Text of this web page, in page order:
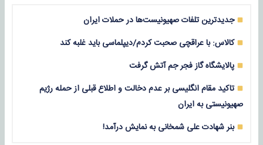
جدیدترین تلفات صهیونیست‌ها در حملات ایران
کالاس: با عراقچی صحبت کردم/دیپلماسی باید غلبه کند
پالایشگاه گاز فجر جم آتش گرفت
تاکید مقام انگلیسی بر عدم دخالت و اطلاع قبلی از حمله رژیم
صهیونیستی به ایران
بنر شهادت علی شمخانی به نمایش درآمد!